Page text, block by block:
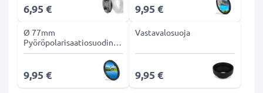
6,95 € 9,95 €
Ø 77mm
Pyöröpolarisaatiosuodin
CPL-suodin
9,95 €
Vastavalosuoja
9,95 €